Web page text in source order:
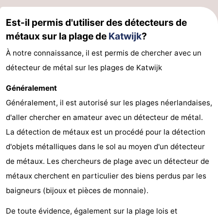
Est-il permis d'utiliser des détecteurs de
métaux sur la plage de Katwijk?
À notre connaissance, il est permis de chercher avec un
détecteur de métal sur les plages de Katwijk
Généralement
Généralement, il est autorisé sur les plages néerlandaises,
d'aller chercher en amateur avec un détecteur de métal.
La détection de métaux est un procédé pour la détection
d'objets métalliques dans le sol au moyen d'un détecteur
de métaux. Les chercheurs de plage avec un détecteur de
métaux cherchent en particulier des biens perdus par les
baigneurs (bijoux et pièces de monnaie).
De toute évidence, également sur la plage lois et